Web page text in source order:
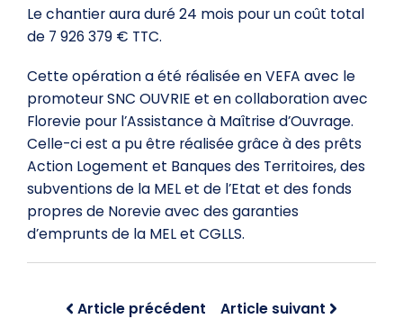
Le chantier aura duré 24 mois pour un coût total
de 7 926 379 € TTC.
Cette opération a été réalisée en VEFA avec le
promoteur SNC OUVRIE et en collaboration avec
Florevie pour l’Assistance à Maîtrise d’Ouvrage.
Celle-ci est a pu être réalisée grâce à des prêts
Action Logement et Banques des Territoires, des
subventions de la MEL et de l’Etat et des fonds
propres de Norevie avec des garanties
d’emprunts de la MEL et CGLLS.
Article précédent Article suivant